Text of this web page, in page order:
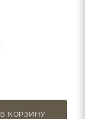
В КОРЗИНУ